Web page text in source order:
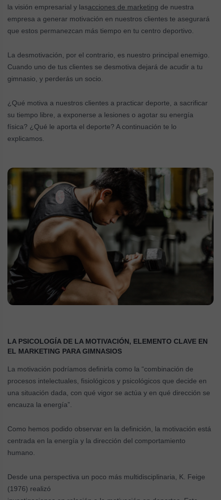
la visión empresarial y lasacciones de marketing de nuestra
empresa a generar motivación en nuestros clientes te asegurará
que estos permanezcan más tiempo en tu centro deportivo.
La desmotivación, por el contrario, es nuestro principal enemigo.
Cuando uno de tus clientes se desmotiva dejará de acudir a tu
gimnasio, y perderás un socio.
¿Qué motiva a nuestros clientes a practicar deporte, a sacrificar
su tiempo libre, a exponerse a lesiones o agotar su energía
física? ¿Qué le aporta el deporte? A continuación te lo
explicamos.
LA PSICOLOGÍA DE LA MOTIVACIÓN, ELEMENTO CLAVE EN
EL MARKETING PARA GIMNASIOS
La motivación podríamos definirla como la “combinación de
procesos intelectuales, fisiológicos y psicológicos que decide en
una situación dada, con qué vigor se actúa y en qué dirección se
encauza la energía”.
Como hemos podido observar en la definición, la motivación está
centrada en la energía y la dirección del comportamiento
humano.
Desde una perspectiva un poco más multidisciplinaria, K. Feige
(1976) realizó